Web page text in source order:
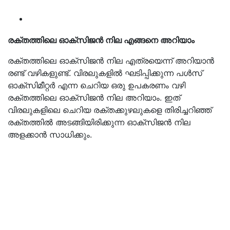
രക്തത്തിലെ ഓക്സിജൻ നില എങ്ങനെ അറിയാം
രക്തത്തിലെ ഓക്സിജൻ നില എത്രയെന്ന് അറിയാൻ
രണ്ട് വഴികളുണ്ട്. വിരലുകളിൽ ഘടിപ്പിക്കുന്ന പൾസ്
ഓക്സിമീറ്റർ എന്ന ചെറിയ ഒരു ഉപകരണം വഴി
രക്തത്തിലെ ഓക്സിജൻ നില അറിയാം. ഇത്
വിരലുകളിലെ ചെറിയ രക്തക്കുഴലുകളെ തിരിച്ചറിഞ്ഞ്
രക്തത്തിൽ അടങ്ങിയിരിക്കുന്ന ഓക്സിജൻ നില
അളക്കാൻ സാധിക്കും.